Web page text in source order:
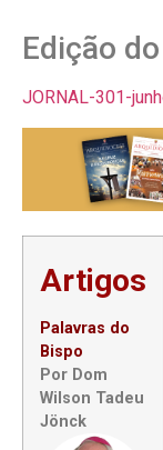
Edição
JORNAL-301-
Artigos
Palavras do
Bispo
Por Dom
Wilson Tadeu
Jönck